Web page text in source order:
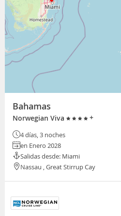
Bahamas
Norwegian Viva +
4 días, 3 noches
en Enero 2028
Salidas desde: Miami
Nassau , Great Stirrup Cay